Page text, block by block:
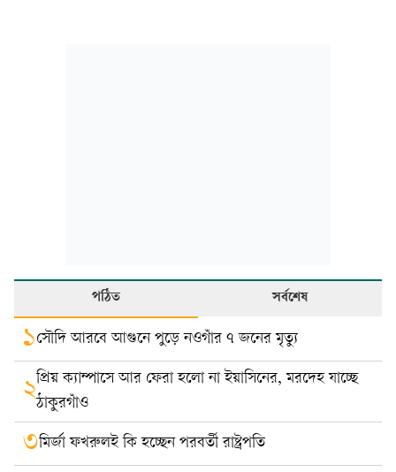
পঠিত সর্বশেষ
১সৌদি আরবে আগুনে পুড়ে নওগাঁর ৭ জনের মৃত্যু
২প্রিয় ক্যাম্পাসে আর ফেরা হলো না ইয়াসিনের, মরদেহ যাচ্ছে
ঠাকুরগাঁও
৩মির্জা ফখরুলই কি হচ্ছেন পরবর্তী রাষ্ট্রপতি